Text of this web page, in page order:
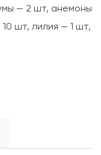
— 2 шт, анемоны
шт, лилия — 1 шт,